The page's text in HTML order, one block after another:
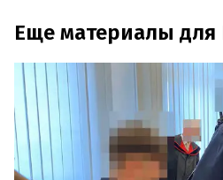
Еще материалы для